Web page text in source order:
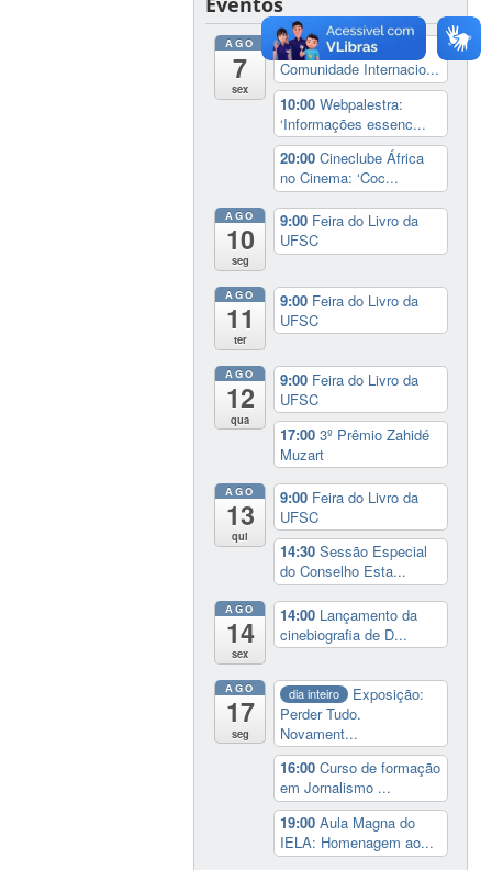
AGO
7
sex
8:00Recepção à
Comunidade Internacio...
10:00Webpalestra:
‘Informações essenc...
20:00Cineclube África
no Cinema: ‘Coc...
AGO
10
seg
9:00 Feira do Livro da
UFSC
AGO
11
ter
9:00 Feira do Livro da
UFSC
AGO
12
qua
9:00 Feira do Livro da
UFSC
17:003º Prêmio Zahidé
Muzart
AGO
13
qui
9:00 Feira do Livro da
UFSC
14:30Sessão Especial
do Conselho Esta...
AGO
14
sex
14:00 Lançamento da
cinebiografia de D...
AGO
17
seg
dia inteiro
Exposição:
Perder Tudo.
Novament...
16:00Curso de formação
em Jornalismo ...
19:00Aula Magna do
IELA: Homenagem ao...